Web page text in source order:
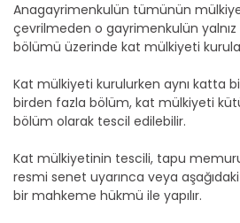
Anagayrimenkulün tümünün
çevrilmeden o gayrimenkulün
bölümü üzerinde kat mülkiyeti
Kat mülkiyeti kurulurken aynı katta
birden fazla bölüm, kat mülkiyeti
bölüm olarak tescil edilebilir.
Kat mülkiyetinin tescili, tapu
resmi senet uyarınca veya
bir mahkeme hükmü ile yapılır.